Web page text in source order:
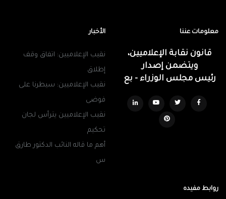
معلومات عننا
قانون نقابة الإعلاميين،
ويتضمن إصدار
رئيس مجلس الوزراء - بع
الأخبار
نقيب الإعلاميين: اتفاق وقف
إطلاق
نقيب الإعلاميين: سيطرنا على
فوضى
نقيب الإعلاميين يترأس لجان
تحكيم
أهم ما قاله النائب الدكتور طارق
س
روابط مفيده